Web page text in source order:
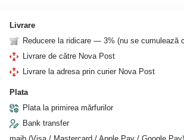
Livrare
Reducere la ridicare — 3% (nu se cumulează
Livrare de către Nova Post
Livrare la adresa prin curier Nova Post
Plata
Plata la primirea mărfurilor
Bank transfer